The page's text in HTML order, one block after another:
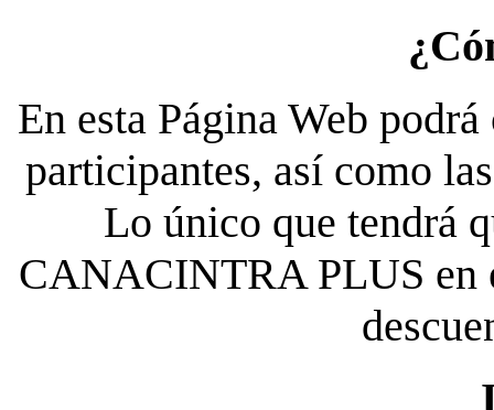
En esta Página Web
participantes, así como
Lo único que tendrá
CANACINTRA PLUS en